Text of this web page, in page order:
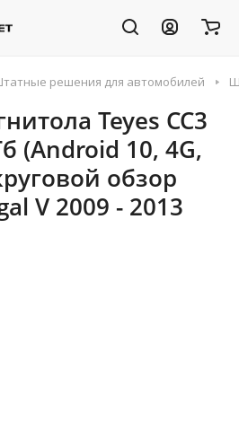
решения для автомобилей
Teyes CC3
(Android 10, 4G,
обзор
V 2009 - 2013